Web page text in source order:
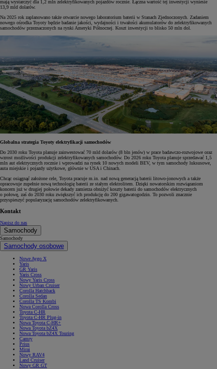
mają wystarczyć dla 1,2 mln zelektryfikowanych pojazdów rocznie. Łączna wartość tej inwestycji wyniesie
13,9 mld dolarów.
Na 2025 rok zaplanowano także otwarcie nowego laboratorium baterii w Stanach Zjednoczonych. Zadaniem
nowego ośrodka Toyoty będzie badanie jakości, wydajności i trwałości akumulatorów do zelektryfikowanych
samochodów przeznaczonych na rynki Ameryki Północnej. Koszt inwestycji to blisko 50 mln dol.
Globalna strategia Toyoty elektryfikacji samochodów
Do 2030 roku Toyota planuje zainwestować 70 mld dolarów (8 bln jenów) w prace badawczo-rozwojowe oraz
wzrost możliwości produkcji zelektryfikowanych samochodów. Do 2026 roku Toyota planuje sprzedawać 1,5
mln aut elektrycznych rocznie i wprowadzi na rynek 10 nowych modeli BEV, w tym samochody luksusowe,
auta miejskie i pojazdy użytkowe, głównie w USA i Chinach.
Chcąc osiągnąć założone cele, Toyota pracuje m.in. nad nową generacją baterii litowo-jonowych a także
opracowuje zupełnie nową technologię baterii ze stałym elektrolitem. Dzięki nowatorskim rozwiązaniom
koncern już w drugiej połowie dekady zamierza obniżyć koszty baterii do samochodów elektrycznych
o połowę, zaś do 2030 roku zwiększyć ich produkcję do 200 gigawatogodzin. To pozwoli znacznie
przyspieszyć popularyzację samochodów zelektryfikowanych.
Kontakt
Napisz do nas
Samochody
Samochody
Samochody osobowe
Nowe Aygo X
Yaris
GR Yaris
Yaris Cross
Nowy Yaris Cross
Nowy Urban Cruiser
Corolla Hatchback
Corolla Sedan
Corolla TS Kombi
Nowa Corolla Cross
Toyota C-HR
Toyota C-HR Plug-in
Nowa Toyota C-HR+
Nowa Toyota bZ4X
Nowa Toyota bZ4X Touring
Camry
Prius
Mirai
Nowy RAV4
Land Cruiser
Nowy GR GT